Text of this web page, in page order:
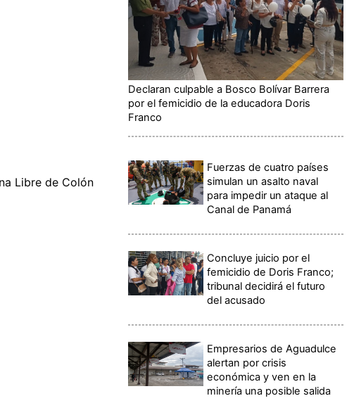
Libre de Colón
Declaran culpable a Bosco Bolívar Barrera
por el femicidio de la educadora Doris
Franco
Fuerzas de cuatro países
simulan un asalto naval
para impedir un ataque al
Canal de Panamá
Concluye juicio por el
femicidio de Doris Franco;
tribunal decidirá el futuro
del acusado
Empresarios de Aguadulce
alertan por crisis
económica y ven en la
minería una posible salida